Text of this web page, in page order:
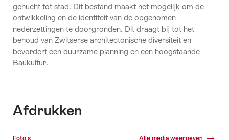
gehucht tot stad. Dit bestand maakt het mogelijk om de
ontwikkeling en de identiteit van de opgenomen
nederzettingen te doorgronden. Dit draagt bij tot het
behoud van Zwitserse architectonische diversiteit en
bevordert een duurzame planning en een hoogstaande
Baukultur.
Afdrukken
Foto's Alle media weergeven